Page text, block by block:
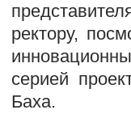
ректору,
серией
Баха.